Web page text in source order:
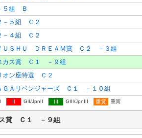
５組 Ｂ
－５組 Ｃ２
－４組 Ｃ２
ＵＳＨＵ ＤＲＥＡＭ賞 Ｃ２ －３組
カス賞 Ｃ１ －９組
オン座特選 Ｃ２
ＧＡリベンジャーズ Ｃ１ －１０組
II GII/JpnII III GIII/JpnIII 重賞 重賞
ス賞 Ｃ１ －９組